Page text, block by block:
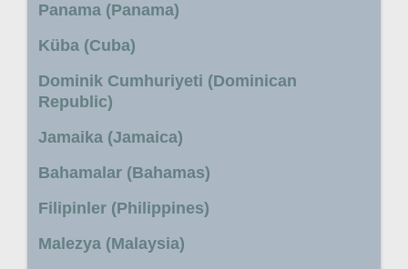
Panama (Panama)
Küba (Cuba)
Dominik Cumhuriyeti (Dominican
Republic)
Jamaika (Jamaica)
Bahamalar (Bahamas)
Filipinler (Philippines)
Malezya (Malaysia)